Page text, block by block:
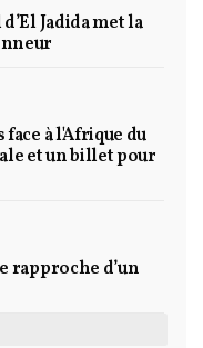
Jadida met la
face à l'Afrique du
et un billet pour
rapproche d’un